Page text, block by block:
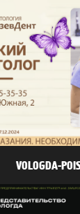
VOLOGDA-